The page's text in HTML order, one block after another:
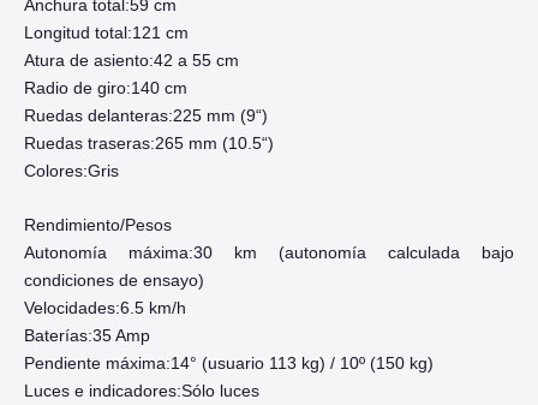
Anchura total:59 cm
Longitud total:121 cm
Atura de asiento:42 a 55 cm
Radio de giro:140 cm
Ruedas delanteras:225 mm (9“)
Ruedas traseras:265 mm (10.5“)
Colores:Gris
Rendimiento/Pesos
Autonomía máxima:30 km (autonomía calculada bajo
condiciones de ensayo)
Velocidades:6.5 km/h
Baterías:35 Amp
Pendiente máxima:14° (usuario 113 kg) / 10º (150 kg)
Luces e indicadores:Sólo luces